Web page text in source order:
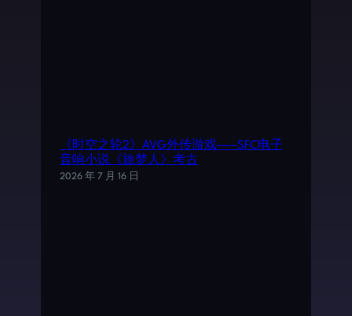
《时空之轮2》AVG外传游戏——SFC电子
音响小说《旅梦人》考古
2026 年 7 月 16 日